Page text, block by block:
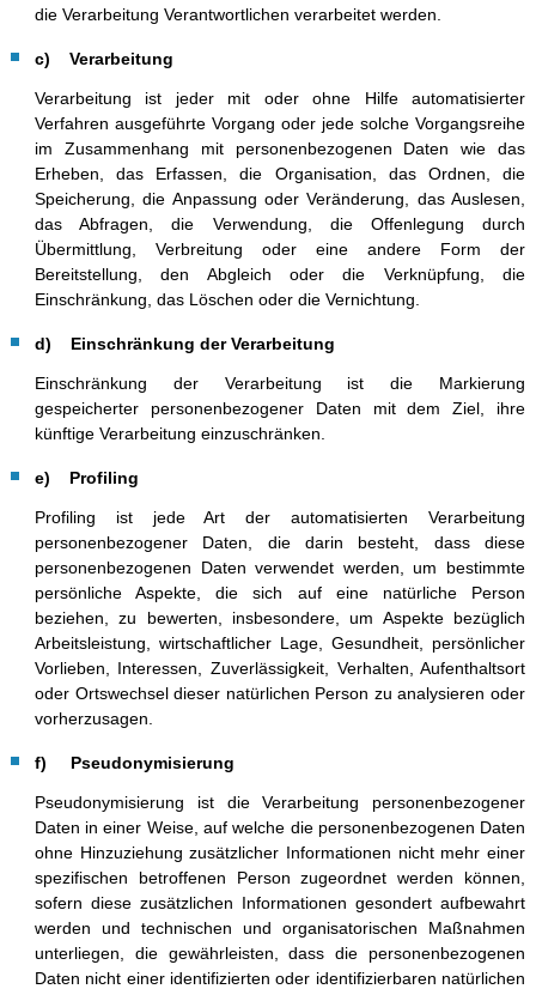
die Verarbeitung Verantwortlichen verarbeitet werden.
c) Verarbeitung
Verarbeitung ist jeder mit oder ohne Hilfe automatisierter
Verfahren ausgeführte Vorgang oder jede solche Vorgangsreihe
im Zusammenhang mit personenbezogenen Daten wie das
Erheben, das Erfassen, die Organisation, das Ordnen, die
Speicherung, die Anpassung oder Veränderung, das Auslesen,
das Abfragen, die Verwendung, die Offenlegung durch
Übermittlung, Verbreitung oder eine andere Form der
Bereitstellung, den Abgleich oder die Verknüpfung, die
Einschränkung, das Löschen oder die Vernichtung.
d) Einschränkung der Verarbeitung
Einschränkung der Verarbeitung ist die Markierung
gespeicherter personenbezogener Daten mit dem Ziel, ihre
künftige Verarbeitung einzuschränken.
e) Profiling
Profiling ist jede Art der automatisierten Verarbeitung
personenbezogener Daten, die darin besteht, dass diese
personenbezogenen Daten verwendet werden, um bestimmte
persönliche Aspekte, die sich auf eine natürliche Person
beziehen, zu bewerten, insbesondere, um Aspekte bezüglich
Arbeitsleistung, wirtschaftlicher Lage, Gesundheit, persönlicher
Vorlieben, Interessen, Zuverlässigkeit, Verhalten, Aufenthaltsort
oder Ortswechsel dieser natürlichen Person zu analysieren oder
vorherzusagen.
f) Pseudonymisierung
Pseudonymisierung ist die Verarbeitung personenbezogener
Daten in einer Weise, auf welche die personenbezogenen Daten
ohne Hinzuziehung zusätzlicher Informationen nicht mehr einer
spezifischen betroffenen Person zugeordnet werden können,
sofern diese zusätzlichen Informationen gesondert aufbewahrt
werden und technischen und organisatorischen Maßnahmen
unterliegen, die gewährleisten, dass die personenbezogenen
Daten nicht einer identifizierten oder identifizierbaren natürlichen